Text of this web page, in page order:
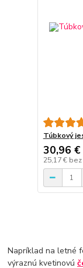
Túbkový
30,96 €
25,17 € bez
Napríklad na letné
výraznú kvetinovú